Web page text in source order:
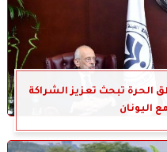
الحرة تبحث تعزيز الشراكة
اليونان